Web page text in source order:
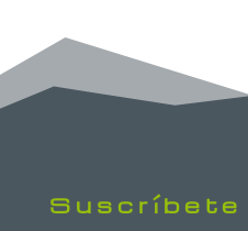
Suscríbete